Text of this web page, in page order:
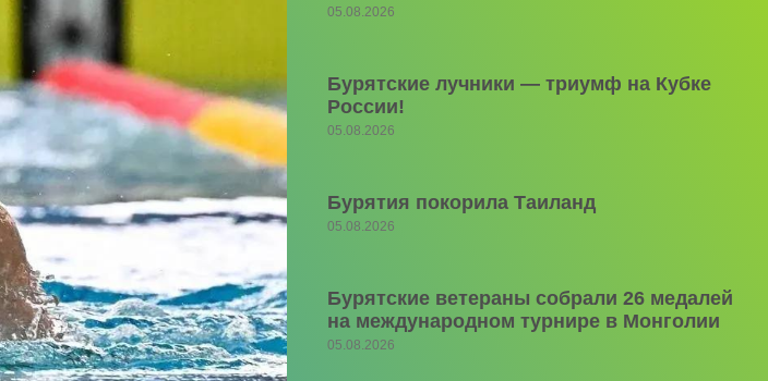
05.08.2026
Бурятские лучники — триумф на Кубке
России!
05.08.2026
Бурятия покорила Таиланд
05.08.2026
Бурятские ветераны собрали 26 медалей
на международном турнире в Монголии
05.08.2026